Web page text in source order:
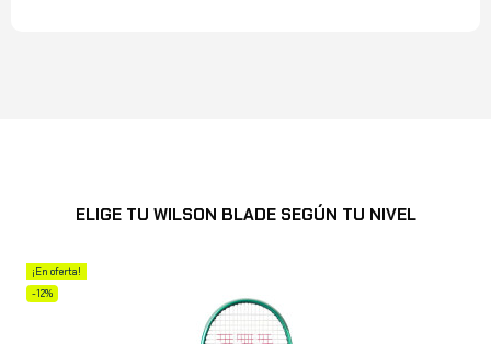
ELIGE TU WILSON BLADE SEGÚN TU NIVEL
¡En oferta!
-12%